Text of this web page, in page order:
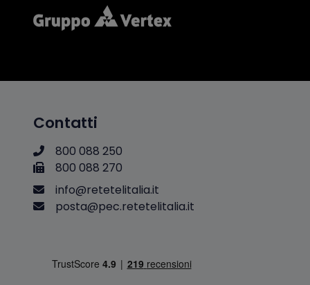
Contatti
800 088 250
800 088 270
info@retetelitalia.it
posta@pec.retetelitalia.it